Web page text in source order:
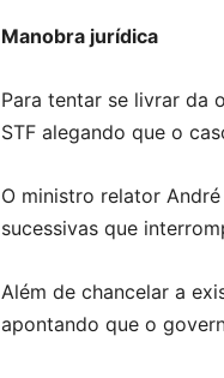
Manobra jurídica
Para tentar se livrar da
STF alegando que o
O ministro relator
sucessivas que
Além de chancelar a
apontando que o